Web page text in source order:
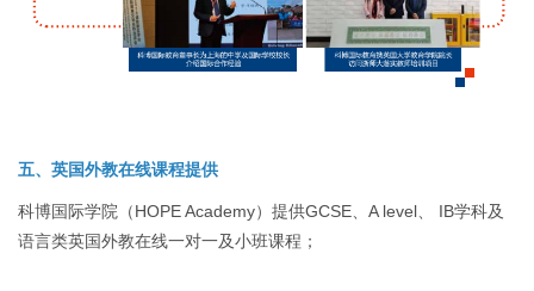
五、英国外教在线课程提供
科博国际学院（HOPE Academy）提供GCSE、A level、 IB学科及
语言类英国外教在线一对一及小班课程；